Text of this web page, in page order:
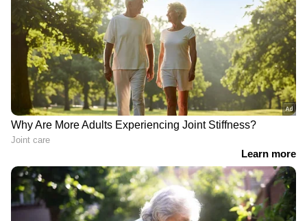
മനുവിനെ കെ സി എ പുറത്താക്കിയിരുന്നില്ല.
പിന്നീടും കോച്ചിനെ നിരീക്ഷിക്കാനോ
കുട്ടികളുടെ സംരക്ഷണം ഉറപ്പുവരുത്താൻ
വനിതകളെ പരിശീലന സ്ഥലത്ത്
നിയോഗിക്കാനോ കെ സി എ തയ്യാറായില്ലെന്നും
ആക്ഷേപമുണ്ട്.
ഇല്ലാതാക്കും, നഗ്ന ഫോട്ടോയെടുക്കാൻ
നിർബന്ധിച്ചു'; കെസിഎ മുൻ
കോച്ചിനെതിരെ കുട്ടികൾ